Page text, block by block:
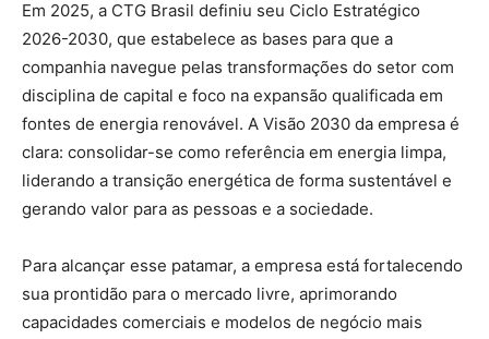
Em 2025, a CTG Brasil definiu seu Ciclo Estratégico
2026-2030, que estabelece as bases para que a
companhia navegue pelas transformações do setor com
disciplina de capital e foco na expansão qualificada em
fontes de energia renovável. A Visão 2030 da empresa é
clara: consolidar-se como referência em energia limpa,
liderando a transição energética de forma sustentável e
gerando valor para as pessoas e a sociedade.
Para alcançar esse patamar, a empresa está fortalecendo
sua prontidão para o mercado livre, aprimorando
capacidades comerciais e modelos de negócio mais